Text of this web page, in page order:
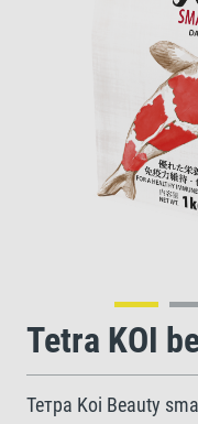
Tetra KOI
Тетра Koi Beauty